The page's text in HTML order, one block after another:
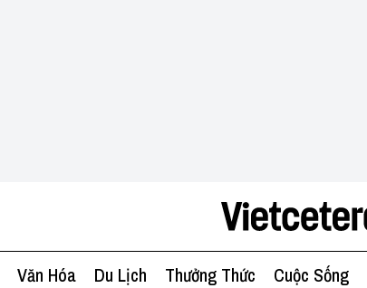
Văn Hóa Du Lịch Thưởng Thức Cuộc Sống